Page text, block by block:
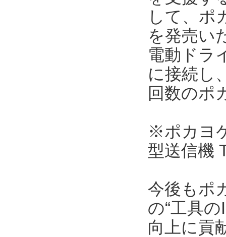
して、ポ
を発売い
電動ドラ
に接続し
回数のポ
※ポカヨ
型送信機
今後もポ
の“工具
向上に貢